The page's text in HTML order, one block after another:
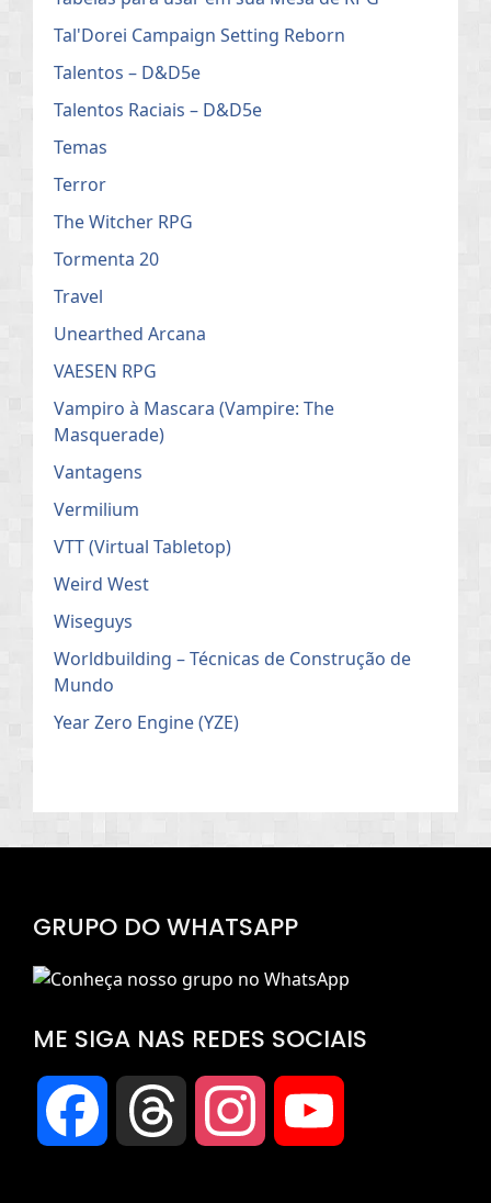
Tal'Dorei Campaign Setting Reborn
Talentos – D&D5e
Talentos Raciais – D&D5e
Temas
Terror
The Witcher RPG
Tormenta 20
Travel
Unearthed Arcana
VAESEN RPG
Vampiro à Mascara (Vampire: The
Masquerade)
Vantagens
Vermilium
VTT (Virtual Tabletop)
Weird West
Wiseguys
Worldbuilding – Técnicas de Construção de
Mundo
Year Zero Engine (YZE)
GRUPO DO WHATSAPP
ME SIGA NAS REDES SOCIAIS
Facebook Threads Instagram